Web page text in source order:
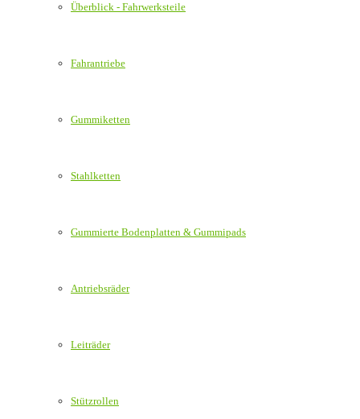
Überblick - Fahrwerksteile
Fahrantriebe
Gummiketten
Stahlketten
Gummierte Bodenplatten & Gummipads
Antriebsräder
Leiträder
Stützrollen